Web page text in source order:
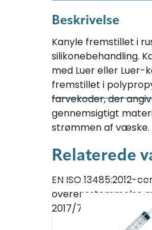
Beskrivelse
Kanyle fremstillet i
silikonebehandling.
med Luer eller
fremstillet i
farvekoder, der
gennemsigtigt
strømmen af væske.
EN ISO
overensstemmelse
2017/745.
Relaterede